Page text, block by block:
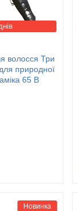
волосся Три
природної
65 В
Новинка